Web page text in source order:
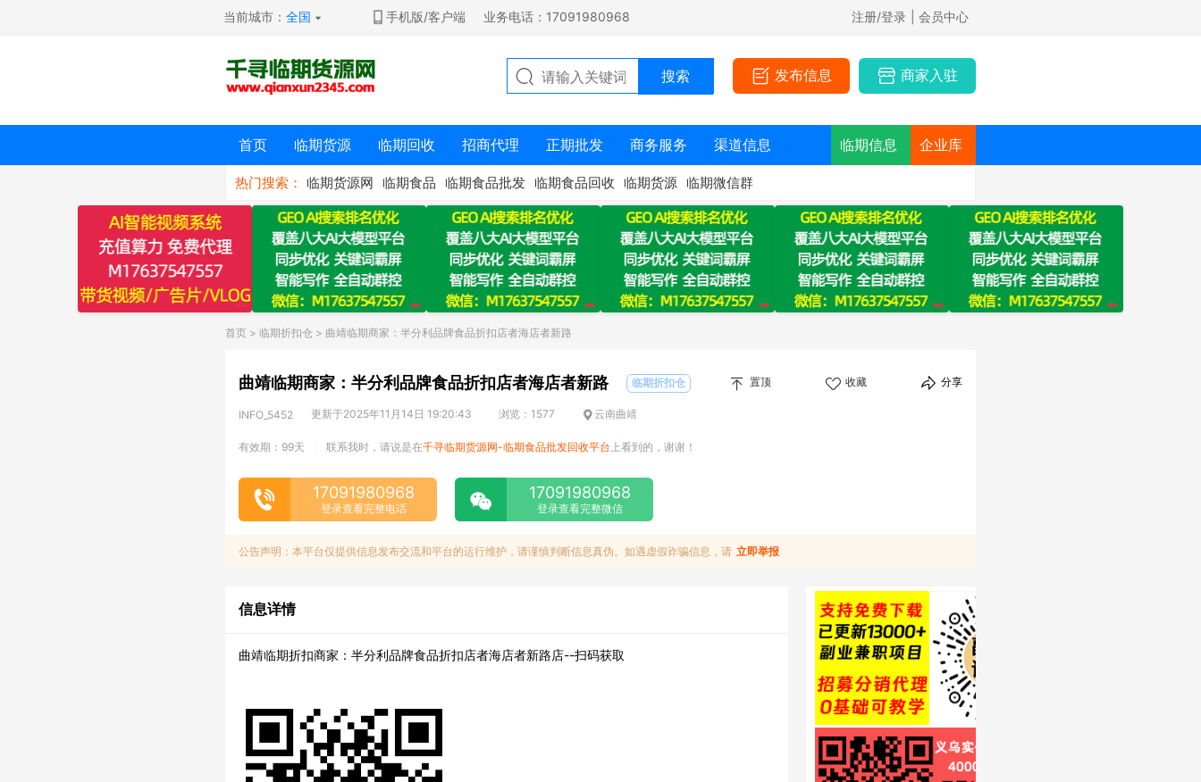
当前城市：全国 手机版/客户端 业务电话：17091980968 注册/登录 | 会员中心
发布信息 商家入驻
首页 临期货源 临期回收 招商代理 正期批发 商务服务 渠道信息 临期信息 企业库
热门搜索： 临期货源网 临期食品 临期食品批发 临期食品回收 临期货源 临期微信群
首页 > 临期折扣仓 > 曲靖临期商家：半分利品牌食品折扣店者海店者新路
曲靖临期商家：半分利品牌食品折扣店者海店者新路 临期折扣仓 置顶 收藏 分享
INFO_5452 更新于2025年11月14日 19:20:43 浏览：1577 云南曲靖
有效期：99天 联系我时，请说是在千寻临期货源网-临期食品批发回收平台 上看到的，谢谢！
17091980968
登录查看完整电话
17091980968
登录查看完整微信
公告声明：本平台仅提供信息发布交流和平台的运行维护，请谨慎判断信息真伪。如遇虚假诈骗信息，请 立即举报
信息详情
曲靖临期折扣商家：半分利品牌食品折扣店者海店者新路店--扫码获取